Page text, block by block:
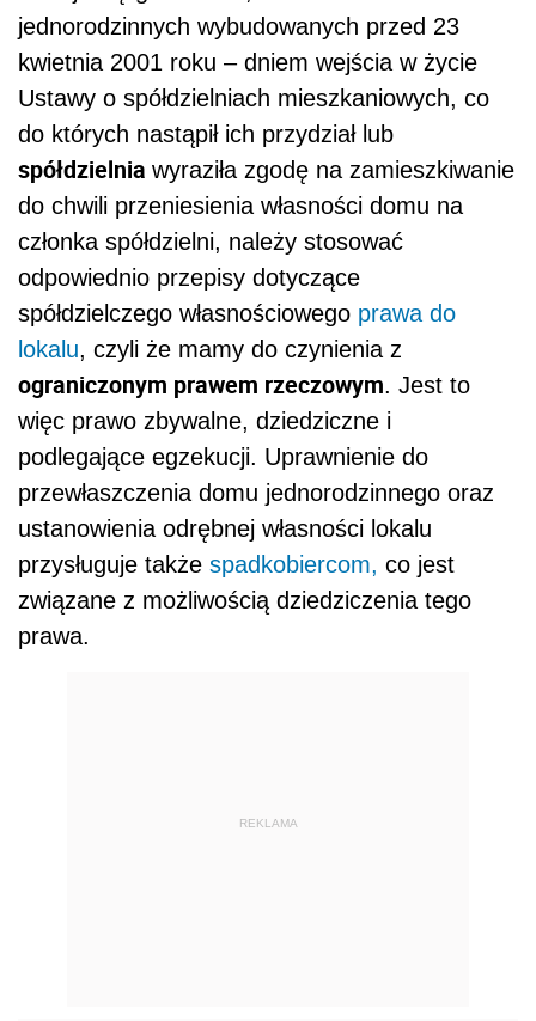
jednorodzinnych wybudowanych przed 23
kwietnia 2001 roku – dniem wejścia w życie
Ustawy o spółdzielniach mieszkaniowych, co
do których nastąpił ich przydział lub
spółdzielnia wyraziła zgodę na zamieszkiwanie
do chwili przeniesienia własności domu na
członka spółdzielni, należy stosować
odpowiednio przepisy dotyczące
spółdzielczego własnościowego prawa do
lokalu, czyli że mamy do czynienia z
ograniczonym prawem rzeczowym. Jest to
więc prawo zbywalne, dziedziczne i
podlegające egzekucji. Uprawnienie do
przewłaszczenia domu jednorodzinnego oraz
ustanowienia odrębnej własności lokalu
przysługuje także spadkobiercom, co jest
związane z możliwością dziedziczenia tego
prawa.
REKLAMA